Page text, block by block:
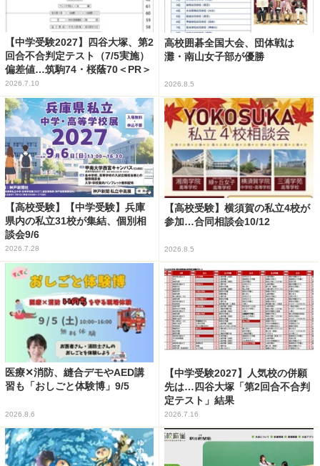
【中学受験2027】四谷大塚、第2
回合不合判定テスト（7/5実施）
偏差値…筑駒74・桜蔭70＜PR＞
2026.7.10
高校囲碁全国大会、団体戦は
灘・南山女子部が優勝
2026.8.5
【高校受験】【中学受験】兵庫
県内の私立31校が集結、個別相
談会9/6
2026.7.28
【高校受験】横須賀の私立4校が
参加…合同相談会10/12
2026.8.5
医療✕消防、縫合デモやAED講
習も「おしごと体験博」9/5
2026.8.6
【中学受験2027】人気校の併願
先は…四谷大塚「第2回合不合判
定テスト」結果
2026.7.16